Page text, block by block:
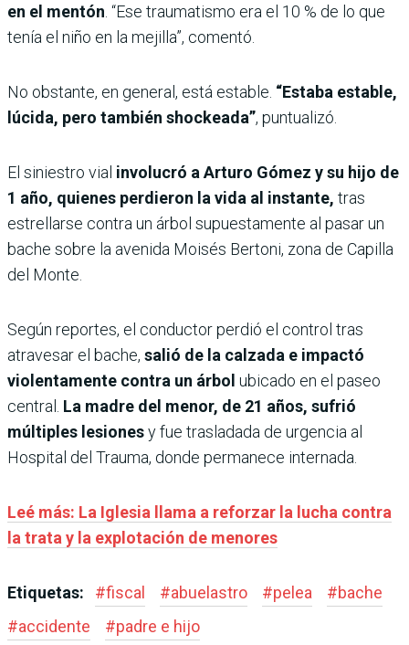
en el mentón. “Ese traumatismo era el 10 % de lo que
tenía el niño en la mejilla”, comentó.
No obstante, en general, está estable. “Estaba estable,
lúcida, pero también shockeada”, puntualizó.
El siniestro vial involucró a Arturo Gómez y su hijo de
1 año, quienes perdieron la vida al instante, tras
estrellarse contra un árbol supuestamente al pasar un
bache sobre la avenida Moisés Bertoni, zona de Capilla
del Monte.
Según reportes, el conductor perdió el control tras
atravesar el bache, salió de la calzada e impactó
violentamente contra un árbol ubicado en el paseo
central. La madre del menor, de 21 años, sufrió
múltiples lesionesy fue trasladada de urgencia al
Hospital del Trauma, donde permanece internada.
Leé más: La Iglesia llama a reforzar la lucha contra
la trata y la explotación de menores
Etiquetas: #fiscal #abuelastro #pelea #bache
#accidente #padre e hijo